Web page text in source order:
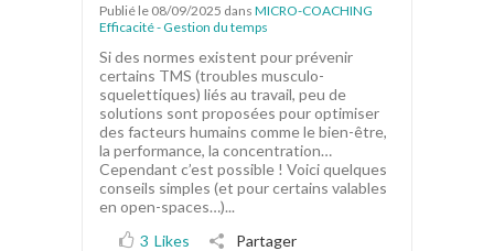
Publié le 08/09/2025 dans MICRO-COACHING
Efficacité - Gestion du temps
Si des normes existent pour prévenir
certains TMS (troubles musculo-
squelettiques) liés au travail, peu de
solutions sont proposées pour optimiser
des facteurs humains comme le bien-être,
la performance, la concentration…
Cependant c’est possible ! Voici quelques
conseils simples (et pour certains valables
en open-spaces…)...
3 Likes Partager